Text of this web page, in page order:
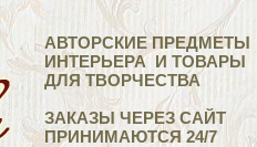
АВТОРСКИЕ ПРЕДМЕТЫ
ИНТЕРЬЕРА И ТОВАРЫ
ДЛЯ ТВОРЧЕСТВА
ЗАКАЗЫ ЧЕРЕЗ САЙТ
ПРИНИМАЮТСЯ 24/7